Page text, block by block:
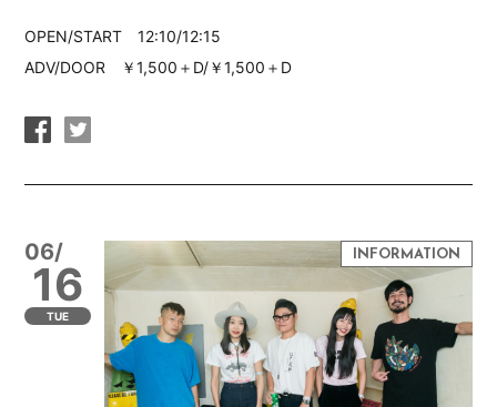
OPEN/START 12:10/12:15
ADV/DOOR ￥1,500＋D/￥1,500＋D
06/
16
TUE